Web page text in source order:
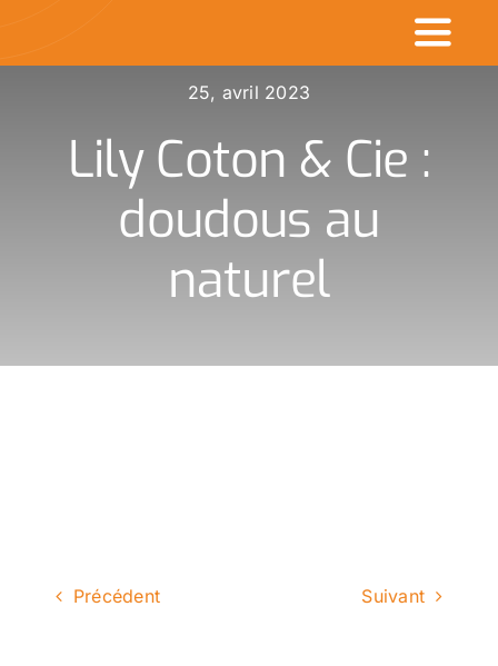
Commerçants en
Made in CDK
Actualités
Rechercher
25, avril 2023
Lily Coton & Cie :
doudous au
naturel
Précédent Suivant